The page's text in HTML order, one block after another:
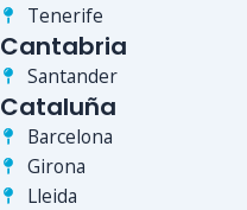
Tenerife
Cantabria
Santander
Cataluña
Barcelona
Girona
Lleida